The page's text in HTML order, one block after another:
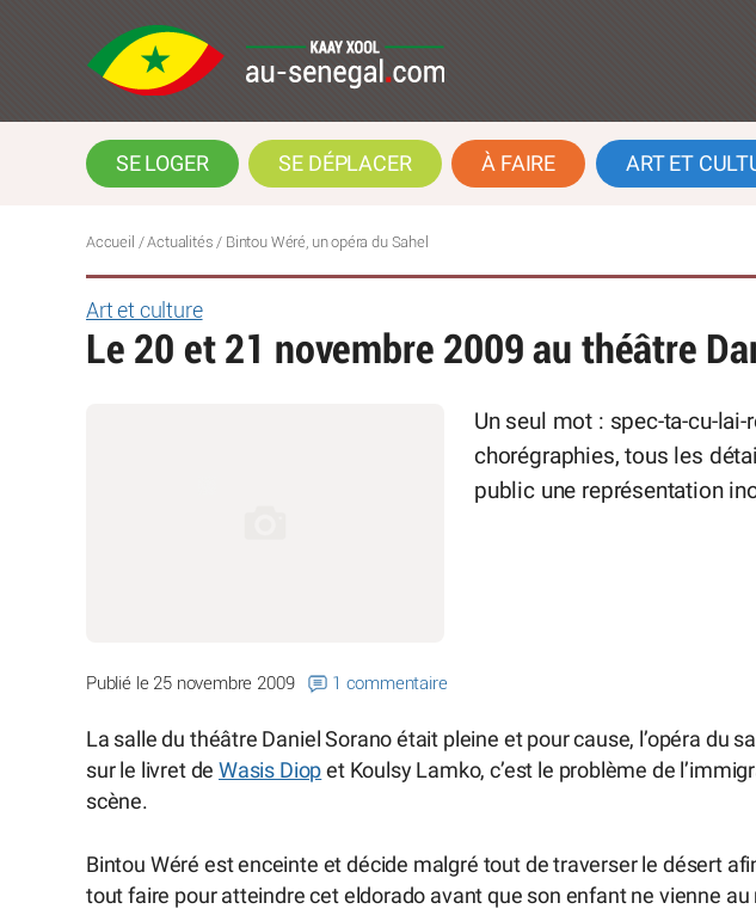
SE LOGER SE DÉPLACER À FAIRE ART ET
Accueil /Actualités / Bintou Wéré, un opéra du Sahel
Art et culture
Le 20 et 21 novembre 2009 au théâtre
Un seul mot : spec-ta-cu-
chorégraphies, tous les
public une représentation
Publié le 25 novembre 2009 1 commentaire
La salle du théâtre Daniel Sorano était pleine et pour cause, l’opéra du
sur le livret deWasis Diop et Koulsy Lamko, c’est le problème de
scène.
Bintou Wéré est enceinte et décide malgré tout de traverser le désert
tout faire pour atteindre cet eldorado avant que son enfant ne vienne